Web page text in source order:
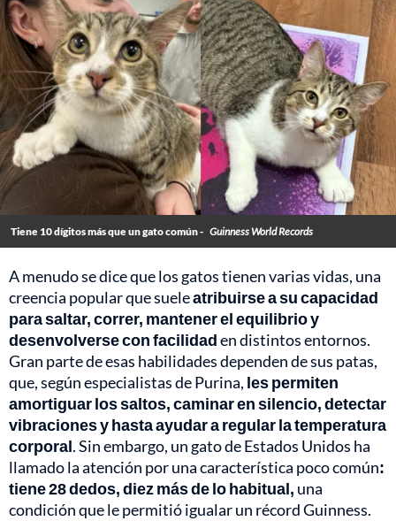
Tiene 10 dígitos más que un gato común - Guinness World Records
A menudo se dice que los gatos tienen varias vidas, una
creencia popular que sueleatribuirse a su capacidad
para saltar, correr, mantener el equilibrio y
desenvolverse con facilidaden distintos entornos.
Gran parte de esas habilidades dependen de sus patas,
que, según especialistas de Purina, les permiten
amortiguar los saltos, caminar en silencio, detectar
vibraciones y hasta ayudar a regular la temperatura
corporal. Sin embargo, un gato de Estados Unidos ha
llamado la atención por una característica poco común:
tiene 28 dedos, diez más de lo habitual, una
condición que le permitió igualar un récord Guinness.